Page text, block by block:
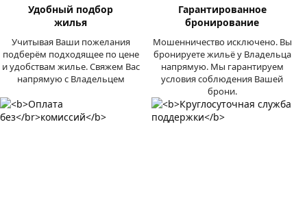
Удобный подбор
жилья
Учитывая Ваши пожелания
подберём подходящее по цене
и удобствам жилье. Свяжем Вас
напрямую с Владельцем
Гарантированное
бронирование
Мошенничество исключено. Вы
бронируете жильё у Владельца
напрямую. Мы гарантируем
условия соблюдения Вашей
брони.